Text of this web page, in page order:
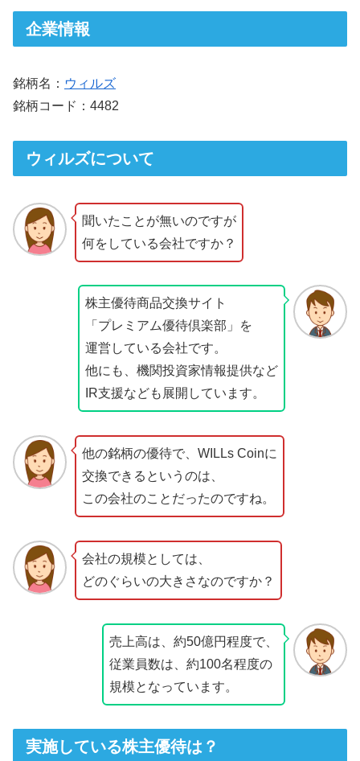
企業情報
銘柄名： ウィルズ
銘柄コード：4482
ウィルズについて
聞いたことが無いのですが
何をしている会社ですか？
株主優待商品交換サイト
「プレミアム優待倶楽部」を
運営している会社です。
他にも、機関投資家情報提供など
IR支援なども展開しています。
他の銘柄の優待で、WILLs Coinに
交換できるというのは、
この会社のことだったのですね。
会社の規模としては、
どのぐらいの大きさなのですか？
売上高は、約50億円程度で、
従業員数は、約100名程度の
規模となっています。
実施している株主優待は？